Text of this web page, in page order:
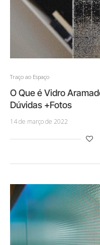
Traço ao Espaço
O Que é Vidro
Dúvidas +Fotos
14 de março de 2022